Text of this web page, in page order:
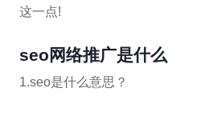
这一点!
seo网络推广是什么
1.seo是什么意思？